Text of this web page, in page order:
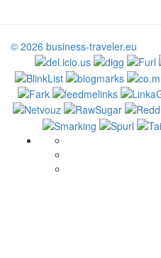
© 2026 business-traveler.eu